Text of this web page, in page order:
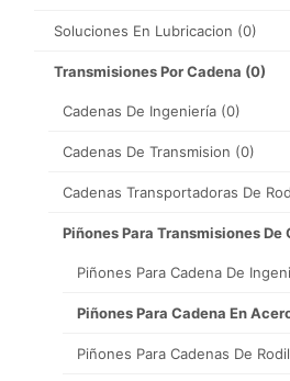
Soluciones En Lubricacion (0)
Transmisiones Por Cadena (0)
Cadenas De Ingeniería (0)
Cadenas De Transmision (0)
Cadenas Transportadoras De
Piñones Para Transmisiones De
Piñones Para Cadena De
Piñones Para Cadena En
Piñones Para Cadenas De